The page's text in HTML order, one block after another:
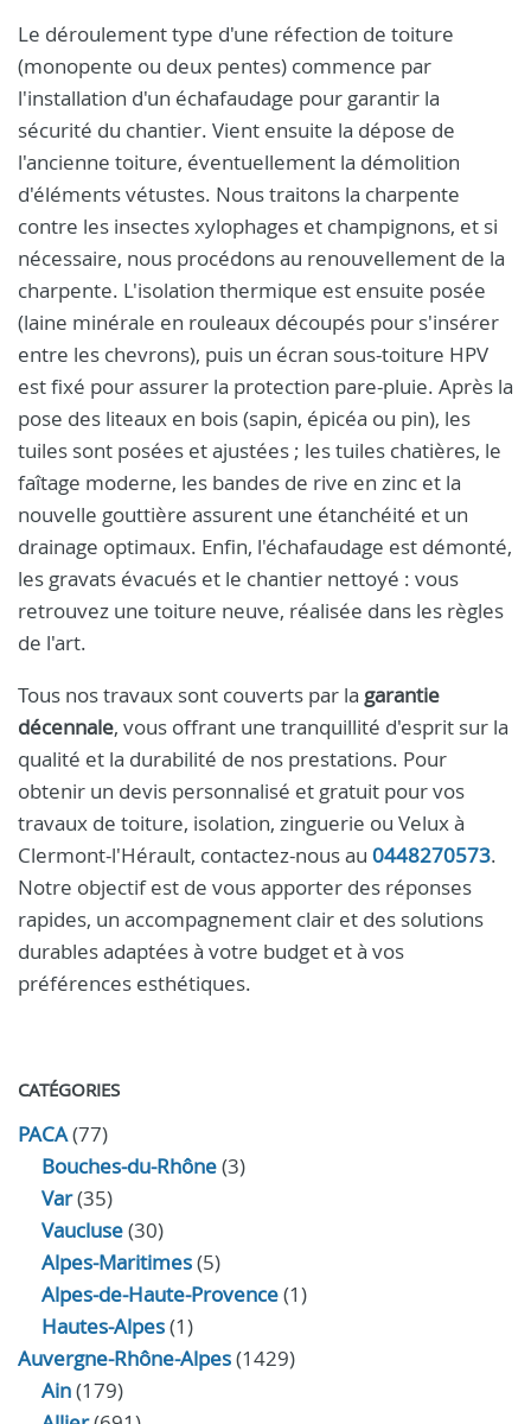
Le déroulement type d'une réfection de toiture
(monopente ou deux pentes) commence par
l'installation d'un échafaudage pour garantir la
sécurité du chantier. Vient ensuite la dépose de
l'ancienne toiture, éventuellement la démolition
d'éléments vétustes. Nous traitons la charpente
contre les insectes xylophages et champignons, et si
nécessaire, nous procédons au renouvellement de la
charpente. L'isolation thermique est ensuite posée
(laine minérale en rouleaux découpés pour s'insérer
entre les chevrons), puis un écran sous-toiture HPV
est fixé pour assurer la protection pare-pluie. Après la
pose des liteaux en bois (sapin, épicéa ou pin), les
tuiles sont posées et ajustées ; les tuiles chatières, le
faîtage moderne, les bandes de rive en zinc et la
nouvelle gouttière assurent une étanchéité et un
drainage optimaux. Enfin, l'échafaudage est démonté,
les gravats évacués et le chantier nettoyé : vous
retrouvez une toiture neuve, réalisée dans les règles
de l'art.
Tous nos travaux sont couverts par la garantie
décennale, vous offrant une tranquillité d'esprit sur la
qualité et la durabilité de nos prestations. Pour
obtenir un devis personnalisé et gratuit pour vos
travaux de toiture, isolation, zinguerie ou Velux à
Clermont-l'Hérault, contactez-nous au 0448270573.
Notre objectif est de vous apporter des réponses
rapides, un accompagnement clair et des solutions
durables adaptées à votre budget et à vos
préférences esthétiques.
CATÉGORIES
PACA(77)
Bouches-du-Rhône(3)
Var(35)
Vaucluse(30)
Alpes-Maritimes(5)
Alpes-de-Haute-Provence(1)
Hautes-Alpes(1)
Auvergne-Rhône-Alpes(1429)
Ain(179)